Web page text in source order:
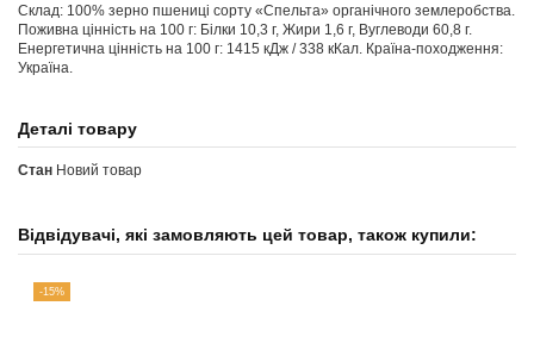
Склад: 100% зерно пшениці сорту «Спельта» органічного землеробства.
Поживна цінність на 100 г: Білки 10,3 г, Жири 1,6 г, Вуглеводи 60,8 г.
Енергетична цінність на 100 г: 1415 кДж / 338 кКал. Країна-походження:
Україна.
Деталі товару
Стан Новий товар
Відвідувачі, які замовляють цей товар, також купили:
-15%